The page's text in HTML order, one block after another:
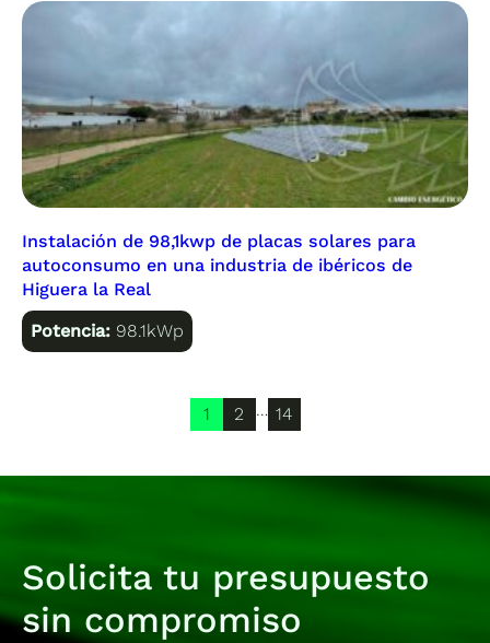
Instalación de 98,1kwp de placas solares para
autoconsumo en una industria de ibéricos de
Higuera la Real
Potencia: 98.1kWp
1 2 … 14
Solicita tu presupuesto
sin compromiso